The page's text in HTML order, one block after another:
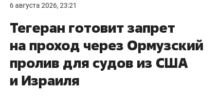
6 августа 2026, 23:21
Тегеран готовит запрет
на проход через Ормузский
пролив для судов из США
и Израиля